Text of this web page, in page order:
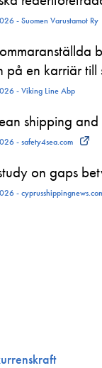
- Suomen Varustamot Ry
på en karriär till
- Viking Line Abp
shipping
- safety4sea.com
on gaps
-